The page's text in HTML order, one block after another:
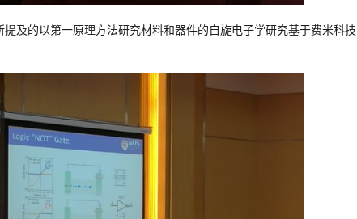
及的以第一原理方法研究材料和器件的自旋电子学研究基于费米科技